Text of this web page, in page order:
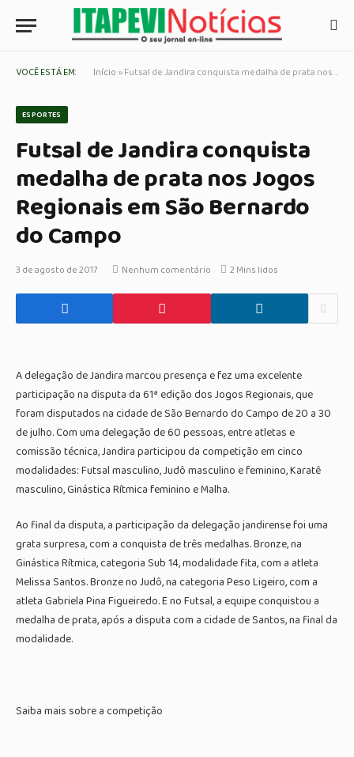
VOCÊ ESTÁ EM: Início »Futsal de Jandira conquista medalha de prata nos Jogos Regionais em São Bernardo do Campo
ESPORTES
Futsal de Jandira conquista
medalha de prata nos Jogos
Regionais em São Bernardo
do Campo
3 de agosto de 2017 Nenhum comentário 2 Mins lidos
A delegação de Jandira marcou presença e fez uma excelente
participação na disputa da 61ª edição dos Jogos Regionais, que
foram disputados na cidade de São Bernardo do Campo de 20 a 30
de julho. Com uma delegação de 60 pessoas, entre atletas e
comissão técnica, Jandira participou da competição em cinco
modalidades: Futsal masculino, Judô masculino e feminino, Karatê
masculino, Ginástica Rítmica feminino e Malha.
Ao final da disputa, a participação da delegação jandirense foi uma
grata surpresa, com a conquista de três medalhas. Bronze, na
Ginástica Rítmica, categoria Sub 14, modalidade fita, com a atleta
Melissa Santos. Bronze no Judô, na categoria Peso Ligeiro, com a
atleta Gabriela Pina Figueiredo. E no Futsal, a equipe conquistou a
medalha de prata, após a disputa com a cidade de Santos, na final da
modalidade.
Saiba mais sobre a competição